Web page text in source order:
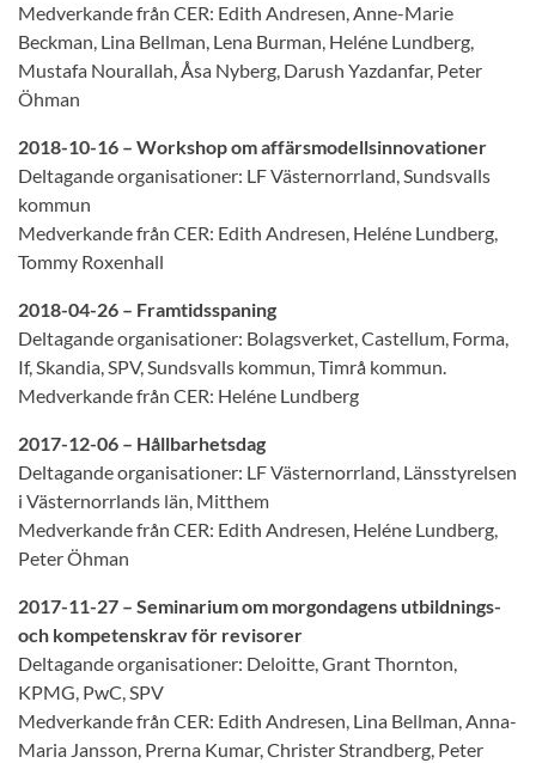
Medverkande från CER: Edith Andresen, Anne-Marie
Beckman, Lina Bellman, Lena Burman, Heléne Lundberg,
Mustafa Nourallah, Åsa Nyberg, Darush Yazdanfar, Peter
Öhman
2018-10-16 – Workshop om affärsmodellsinnovationer
Deltagande organisationer: LF Västernorrland, Sundsvalls
kommun
Medverkande från CER: Edith Andresen, Heléne Lundberg,
Tommy Roxenhall
2018-04-26 – Framtidsspaning
Deltagande organisationer: Bolagsverket, Castellum, Forma,
If, Skandia, SPV, Sundsvalls kommun, Timrå kommun.
Medverkande från CER: Heléne Lundberg
2017-12-06 – Hållbarhetsdag
Deltagande organisationer: LF Västernorrland, Länsstyrelsen
i Västernorrlands län, Mitthem
Medverkande från CER: Edith Andresen, Heléne Lundberg,
Peter Öhman
2017-11-27 – Seminarium om morgondagens utbildnings-
och kompetenskrav för revisorer
Deltagande organisationer: Deloitte, Grant Thornton,
KPMG, PwC, SPV
Medverkande från CER: Edith Andresen, Lina Bellman, Anna-
Maria Jansson, Prerna Kumar, Christer Strandberg, Peter